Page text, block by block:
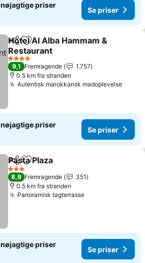
priser
Se priser
Del Føj til favoritter
Hotel Al Alba Hammam &
Restaurant
4 Stjerner
9,1 Fremragende
1.757
0.5 km fra stranden
Autentisk marokkansk madoplevelse
priser
Se priser
Del Føj til favoritter
Pasta Plaza
3 Stjerner
8,9 Fremragende
351
0.5 km fra stranden
Panoramisk tagterrasse
priser
Se priser